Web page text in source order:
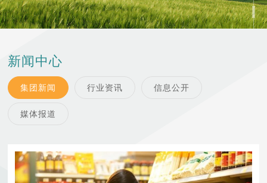
新闻中心
集团新闻 行业资讯 信息公开
媒体报道